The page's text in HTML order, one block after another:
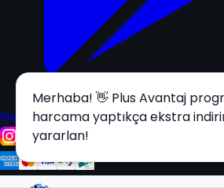
Get it onGoogle Play
Merhaba! 👋 Plus Avantaj
harcama yaptıkça ekstra
yararlan!